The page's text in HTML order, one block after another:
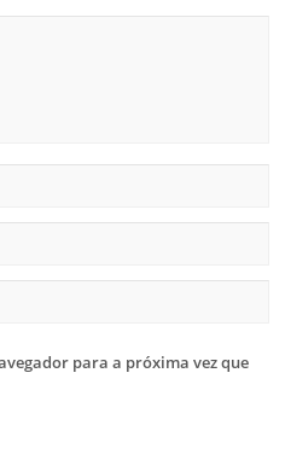
para a próxima vez que